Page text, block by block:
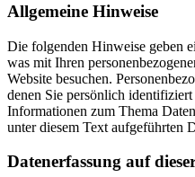
Allgemeine Hinweise
Die folgenden Hinweise geben
was mit Ihren
Website besuchen.
denen Sie persönlich
Informationen zum Thema
unter diesem Text aufgeführten
Datenerfassung auf